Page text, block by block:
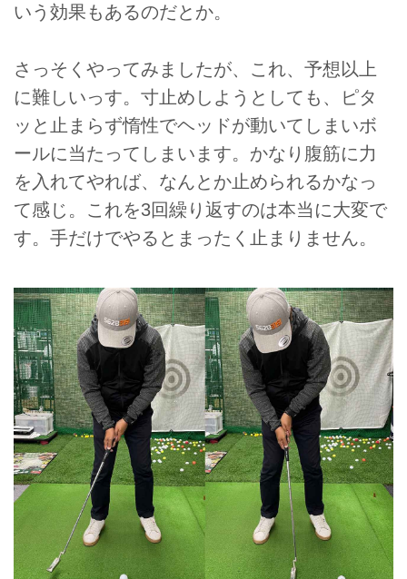
いう効果もあるのだとか。
さっそくやってみましたが、これ、予想以上
に難しいっす。寸止めしようとしても、ピタ
ッと止まらず惰性でヘッドが動いてしまいボ
ールに当たってしまいます。かなり腹筋に力
を入れてやれば、なんとか止められるかなっ
て感じ。これを3回繰り返すのは本当に大変で
す。手だけでやるとまったく止まりません。